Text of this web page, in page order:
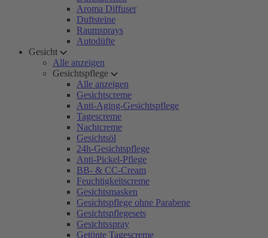
Aroma Diffuser
Duftsteine
Raumsprays
Autodüfte
Gesicht
Alle anzeigen
Gesichtspflege
Alle anzeigen
Gesichtscreme
Anti-Aging-Gesichtspflege
Tagescreme
Nachtcreme
Gesichtsöl
24h-Gesichtspflege
Anti-Pickel-Pflege
BB- & CC-Cream
Feuchtigkeitscreme
Gesichtsmasken
Gesichtspflege ohne Parabene
Gesichtspflegesets
Gesichtsspray
Getönte Tagescreme